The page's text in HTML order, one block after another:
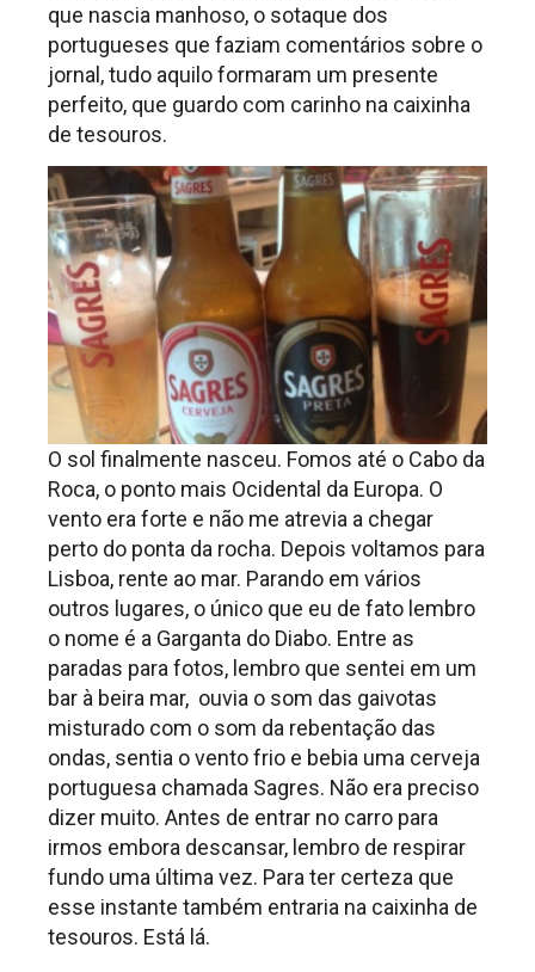
que nascia manhoso, o sotaque dos
portugueses que faziam comentários sobre o
jornal, tudo aquilo formaram um presente
perfeito, que guardo com carinho na caixinha
de tesouros.
O sol finalmente nasceu. Fomos até o Cabo da
Roca, o ponto mais Ocidental da Europa. O
vento era forte e não me atrevia a chegar
perto do ponta da rocha. Depois voltamos para
Lisboa, rente ao mar. Parando em vários
outros lugares, o único que eu de fato lembro
o nome é a Garganta do Diabo. Entre as
paradas para fotos, lembro que sentei em um
bar à beira mar, ouvia o som das gaivotas
misturado com o som da rebentação das
ondas, sentia o vento frio e bebia uma cerveja
portuguesa chamada Sagres. Não era preciso
dizer muito. Antes de entrar no carro para
irmos embora descansar, lembro de respirar
fundo uma última vez. Para ter certeza que
esse instante também entraria na caixinha de
tesouros. Está lá.